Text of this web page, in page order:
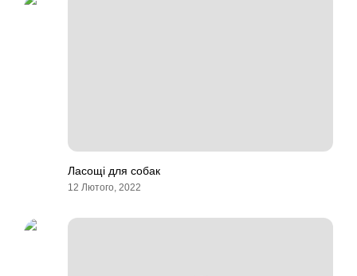
Ласощі для собак
12 Лютого, 2022